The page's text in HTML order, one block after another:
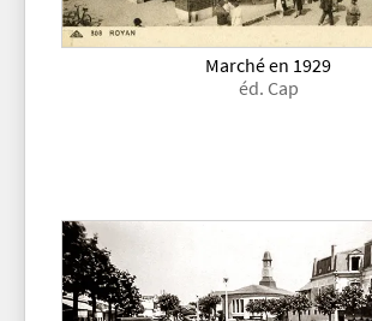
Marché en 1929
éd. Cap